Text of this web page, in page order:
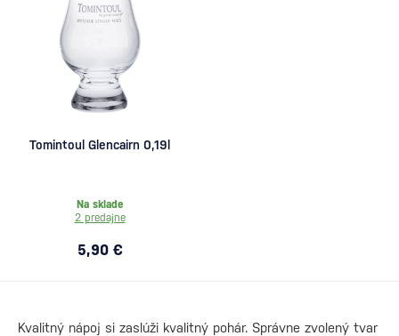
Tomintoul Glencairn 0,19l
Na sklade
2 predajne
5,90 €
Kvalitný nápoj si zaslúži kvalitný pohár. Správne zvolený tvar